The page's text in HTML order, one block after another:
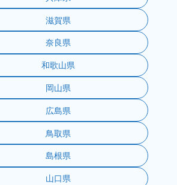
滋賀県
奈良県
和歌山県
岡山県
広島県
鳥取県
島根県
山口県